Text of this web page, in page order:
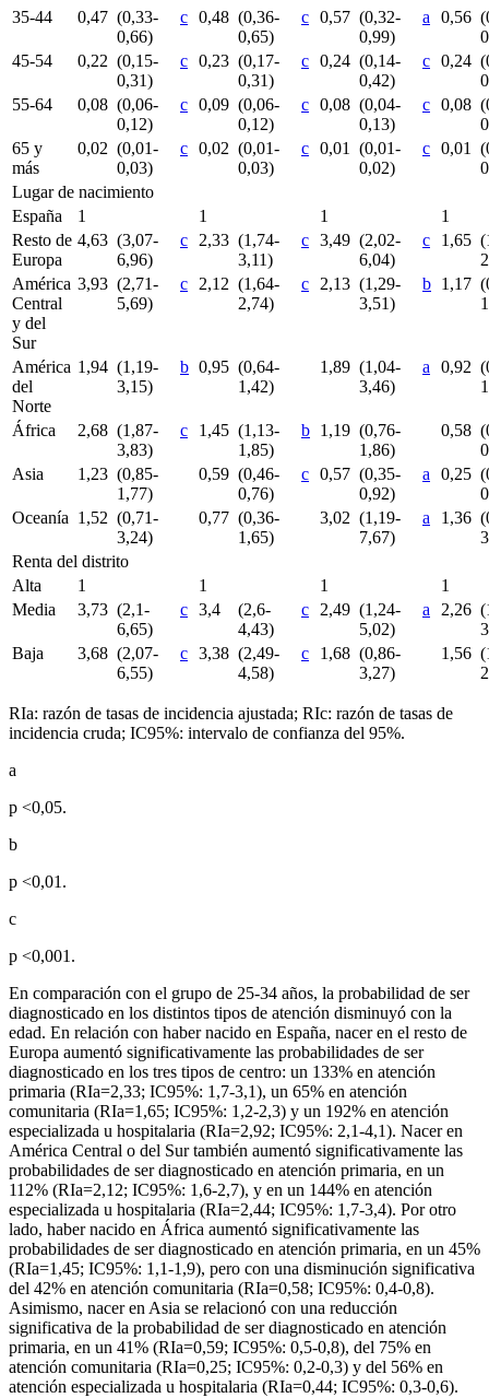
35-44
0,47 (0,33-
0,66)
c 0,48 (0,36-
0,65)
c 0,57 (0,32-
0,99)
a 0,56
45-54
0,22 (0,15-
0,31)
c 0,23 (0,17-
0,31)
c 0,24 (0,14-
0,42)
c 0,24
55-64
0,08 (0,06-
0,12)
c 0,09 (0,06-
0,12)
c 0,08 (0,04-
0,13)
c 0,08
65 y
más
0,02 (0,01-
0,03)
c 0,02 (0,01-
0,03)
c 0,01
(0,01-
0,02)
c 0,01
Lugar de nacimiento
España
1 1 1
1
Resto de
Europa
4,63 (3,07-
6,96)
c 2,33 (1,74-
3,11)
c 3,49 (2,02-
6,04)
c 1,65
América
Central
y del
Sur
3,93 (2,71-
5,69)
c 2,12 (1,64-
2,74)
c 2,13 (1,29-
3,51)
b 1,17
América
del
Norte
1,94 (1,19-
3,15)
b 0,95 (0,64-
1,42)
1,89 (1,04-
3,46)
a 0,92
África 2,68 (1,87-
3,83)
c 1,45 (1,13-
1,85)
b 1,19 (0,76-
1,86)
0,58
Asia
1,23 (0,85-
1,77)
0,59 (0,46-
0,76)
c 0,57 (0,35-
0,92)
a 0,25
Oceanía 1,52 (0,71-
3,24)
0,77 (0,36-
1,65)
3,02 (1,19-
7,67)
a 1,36
Renta del distrito
Alta
1 1 1
1
Media
3,73 (2,1-
6,65)
c 3,4
(2,6-
4,43)
c 2,49 (1,24-
5,02)
a 2,26
Baja
3,68 (2,07-
6,55)
c 3,38 (2,49-
4,58)
c 1,68 (0,86-
3,27)
1,56
RIa: razón de tasas de incidencia ajustada; RIc: razón de tasas de
incidencia cruda; IC95%: intervalo de confianza del 95%.
a
p <0,05.
b
p <0,01.
c
p <0,001.
En comparación con el grupo de 25-34 años, la probabilidad de ser
diagnosticado en los distintos tipos de atención disminuyó con la
edad. En relación con haber nacido en España, nacer en el resto de
Europa aumentó significativamente las probabilidades de ser
diagnosticado en los tres tipos de centro: un 133% en atención
primaria (RIa=2,33; IC95%: 1,7-3,1), un 65% en atención
comunitaria (RIa=1,65; IC95%: 1,2-2,3) y un 192% en atención
especializada u hospitalaria (RIa=2,92; IC95%: 2,1-4,1). Nacer en
América Central o del Sur también aumentó significativamente las
probabilidades de ser diagnosticado en atención primaria, en un
112% (RIa=2,12; IC95%: 1,6-2,7), y en un 144% en atención
especializada u hospitalaria (RIa=2,44; IC95%: 1,7-3,4). Por otro
lado, haber nacido en África aumentó significativamente las
probabilidades de ser diagnosticado en atención primaria, en un 45%
(RIa=1,45; IC95%: 1,1-1,9), pero con una disminución significativa
del 42% en atención comunitaria (RIa=0,58; IC95%: 0,4-0,8).
Asimismo, nacer en Asia se relacionó con una reducción
significativa de la probabilidad de ser diagnosticado en atención
primaria, en un 41% (RIa=0,59; IC95%: 0,5-0,8), del 75% en
atención comunitaria (RIa=0,25; IC95%: 0,2-0,3) y del 56% en
atención especializada u hospitalaria (RIa=0,44; IC95%: 0,3-0,6).